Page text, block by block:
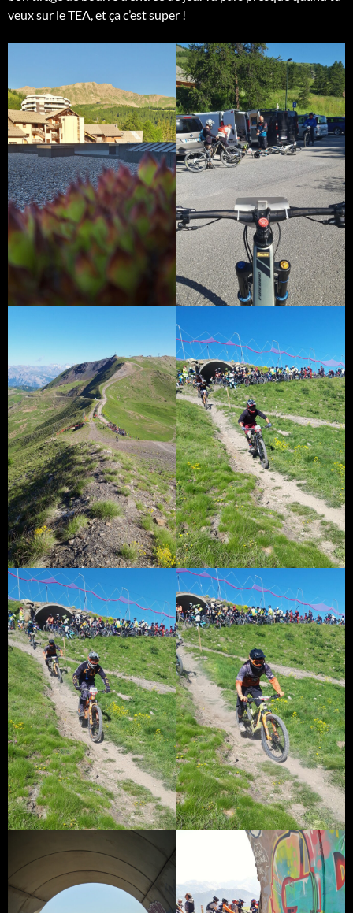
veux sur le TEA, et ça c’est super !